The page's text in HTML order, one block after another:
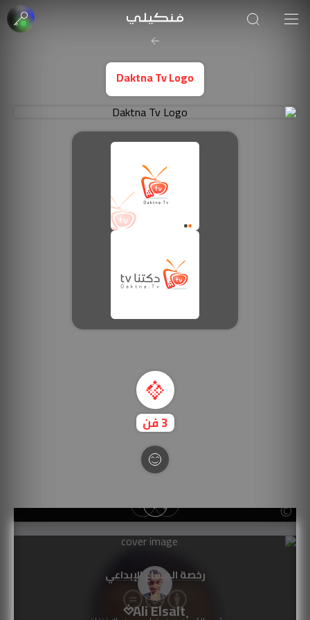
Daktna Tv Logo
3فن
Ali Elsalt
رخصة المشاع الإبداعي
صورة الغلاف من فن
SOUFIANE Abid